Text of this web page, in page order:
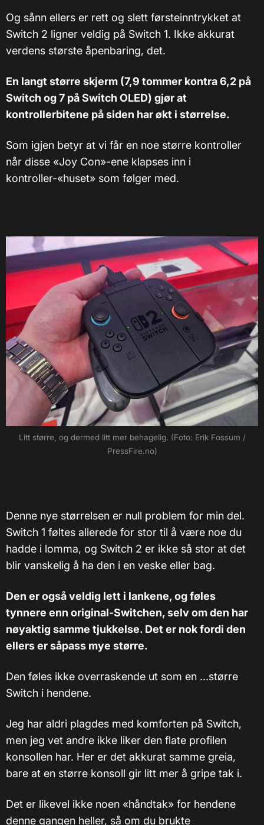
Og sånn ellers er rett og slett førsteinntrykket at
Switch 2 ligner veldig på Switch 1. Ikke akkurat
verdens største åpenbaring, det.
En langt større skjerm (7,9 tommer kontra 6,2 på
Switch og 7 på Switch OLED) gjør at
kontrollerbitene på siden har økt i størrelse.
Som igjen betyr at vi får en noe større kontroller
når disse «Joy Con»-ene klapses inn i
kontroller-«huset» som følger med.
Litt større, og dermed litt mer behagelig. (Foto: Erik Fossum /
PressFire.no)
Denne nye størrelsen er null problem for min del.
Switch 1 føltes allerede for stor til å være noe du
hadde i lomma, og Switch 2 er ikke så stor at det
blir vanskelig å ha den i en veske eller bag.
Den er også veldig lett i lankene, og føles
tynnere enn original-Switchen, selv om den har
nøyaktig samme tjukkelse. Det er nok fordi den
ellers er såpass mye større.
Den føles ikke overraskende ut som en ...større
Switch i hendene.
Jeg har aldri plagdes med komforten på Switch,
men jeg vet andre ikke liker den flate profilen
konsollen har. Her er det akkurat samme greia,
bare at en større konsoll gir litt mer å gripe tak i.
Det er likevel ikke noen «håndtak» for hendene
denne gangen heller, så om du brukte